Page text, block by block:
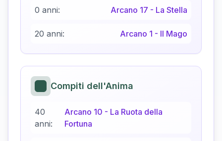
0 anni: Arcano 17 - La Stella
20 anni: Arcano 1 - Il Mago
Compiti dell'Anima
40
anni:
Arcano 10 - La Ruota della
Fortuna